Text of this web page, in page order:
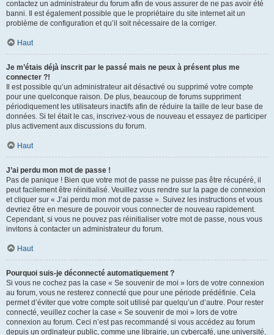
contactez un administrateur du forum afin de vous assurer de ne pas avoir été
banni. Il est également possible que le propriétaire du site internet ait un
problème de configuration et qu’il soit nécessaire de la corriger.
Haut
Je m’étais déjà inscrit par le passé mais ne peux à présent plus me
connecter ?!
Il est possible qu’un administrateur ait désactivé ou supprimé votre compte
pour une quelconque raison. De plus, beaucoup de forums suppriment
périodiquement les utilisateurs inactifs afin de réduire la taille de leur base de
données. Si tel était le cas, inscrivez-vous de nouveau et essayez de participer
plus activement aux discussions du forum.
Haut
J’ai perdu mon mot de passe !
Pas de panique ! Bien que votre mot de passe ne puisse pas être récupéré, il
peut facilement être réinitialisé. Veuillez vous rendre sur la page de connexion
et cliquer sur « J’ai perdu mon mot de passe ». Suivez les instructions et vous
devriez être en mesure de pouvoir vous connecter de nouveau rapidement.
Cependant, si vous ne pouvez pas réinitialiser votre mot de passe, nous vous
invitons à contacter un administrateur du forum.
Haut
Pourquoi suis-je déconnecté automatiquement ?
Si vous ne cochez pas la case « Se souvenir de moi » lors de votre connexion
au forum, vous ne resterez connecté que pour une période prédéfinie. Cela
permet d’éviter que votre compte soit utilisé par quelqu’un d’autre. Pour rester
connecté, veuillez cocher la case « Se souvenir de moi » lors de votre
connexion au forum. Ceci n’est pas recommandé si vous accédez au forum
depuis un ordinateur public, comme une librairie, un cybercafé, une université,